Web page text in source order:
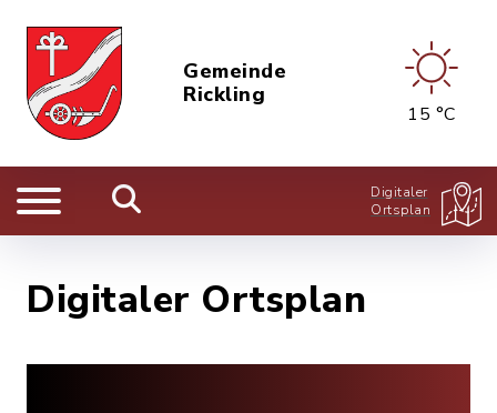
Gemeinde
Rickling
15 °C
Digitaler
Ortsplan
Digitaler Ortsplan